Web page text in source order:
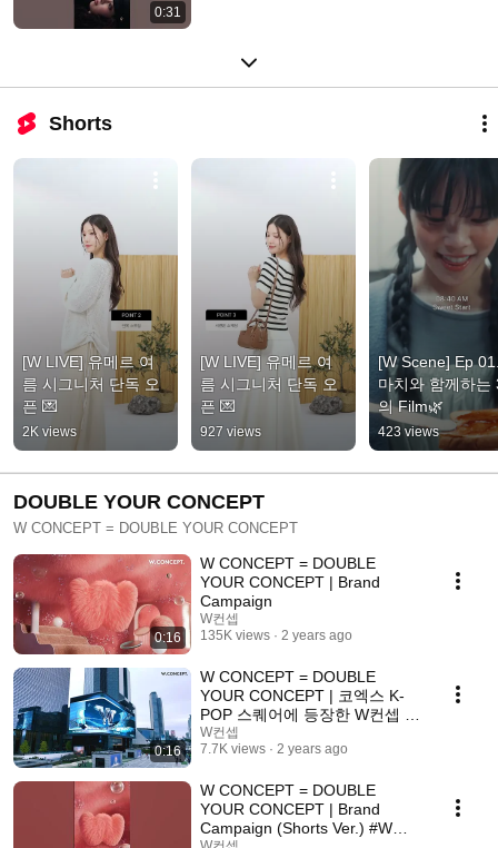
0:31
Shorts
[W LIVE] 유메르 여
름 시그니처 단독 오
픈 💌
2K views
[W LIVE] 유메르 여
름 시그니처 단독 오
픈 💌
927 views
[W Scene] Ep
마치와 함께하는
의 Film🌿
423 views
DOUBLE YOUR CONCEPT
W CONCEPT = DOUBLE YOUR CONCEPT
0:16
W CONCEPT = DOUBLE
YOUR CONCEPT | Brand
Campaign
W컨셉
135K views
2 years ago
0:16
W CONCEPT = DOUBLE
YOUR CONCEPT | 코엑스 K-
POP 스퀘어에 등장한 W컨셉 |
3D 아나몰픽 미디어아트
W컨셉
7.7K views
2 years ago
W CONCEPT = DOUBLE
YOUR CONCEPT | Brand
Campaign (Shorts Ver.) #W컨